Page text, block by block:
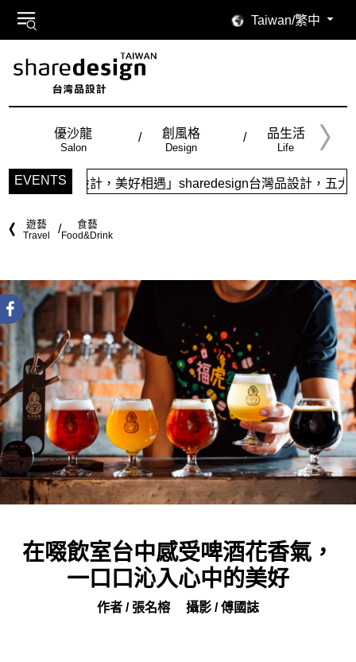
Taiwan/繁中
優沙龍
Salon
創風格
Design
品生活
Life
EVENTS
，美好相遇」sharedesign台灣品設計，五大特色主題，簡潔
遊藝
Travel
食藝
Food&Drink
在啜飲室台中感受啤酒花香氣，
一口口沁入心中的美好
作者 / 張名榕 攝影 / 傅國誌